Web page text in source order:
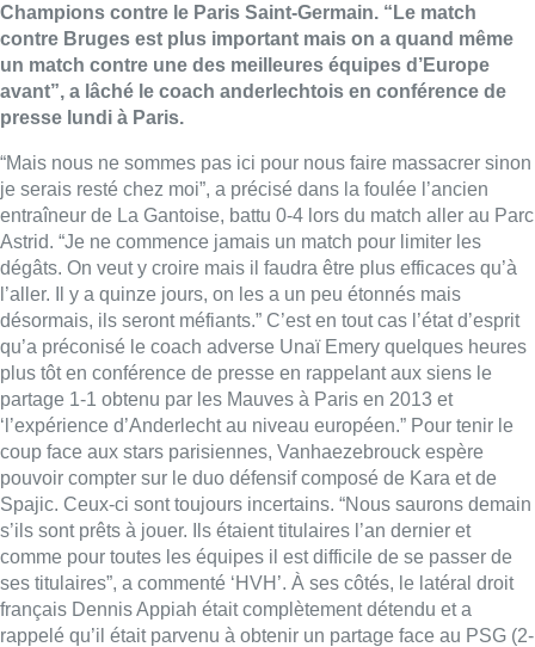
Champions contre le Paris Saint-Germain. “Le match
contre Bruges est plus important mais on a quand même
un match contre une des meilleures équipes d’Europe
avant”, a lâché le coach anderlechtois en conférence de
presse lundi à Paris.
“Mais nous ne sommes pas ici pour nous faire massacrer sinon
je serais resté chez moi”, a précisé dans la foulée l’ancien
entraîneur de La Gantoise, battu 0-4 lors du match aller au Parc
Astrid. “Je ne commence jamais un match pour limiter les
dégâts. On veut y croire mais il faudra être plus efficaces qu’à
l’aller. Il y a quinze jours, on les a un peu étonnés mais
désormais, ils seront méfiants.” C’est en tout cas l’état d’esprit
qu’a préconisé le coach adverse Unaï Emery quelques heures
plus tôt en conférence de presse en rappelant aux siens le
partage 1-1 obtenu par les Mauves à Paris en 2013 et
‘l’expérience d’Anderlecht au niveau européen.” Pour tenir le
coup face aux stars parisiennes, Vanhaezebrouck espère
pouvoir compter sur le duo défensif composé de Kara et de
Spajic. Ceux-ci sont toujours incertains. “Nous saurons demain
s’ils sont prêts à jouer. Ils étaient titulaires l’an dernier et
comme pour toutes les équipes il est difficile de se passer de
ses titulaires”, a commenté ‘HVH’. À ses côtés, le latéral droit
français Dennis Appiah était complètement détendu et a
rappelé qu’il était parvenu à obtenir un partage face au PSG (2-